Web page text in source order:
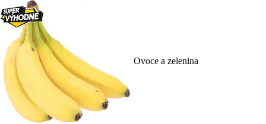
Ovoce a zelenina